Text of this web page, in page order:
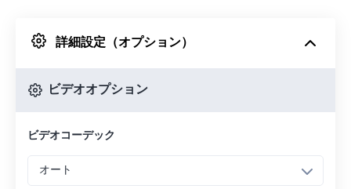
Googleドライブから
詳細設定（オプション）
ビデオオプション
ビデオコーデック
オート